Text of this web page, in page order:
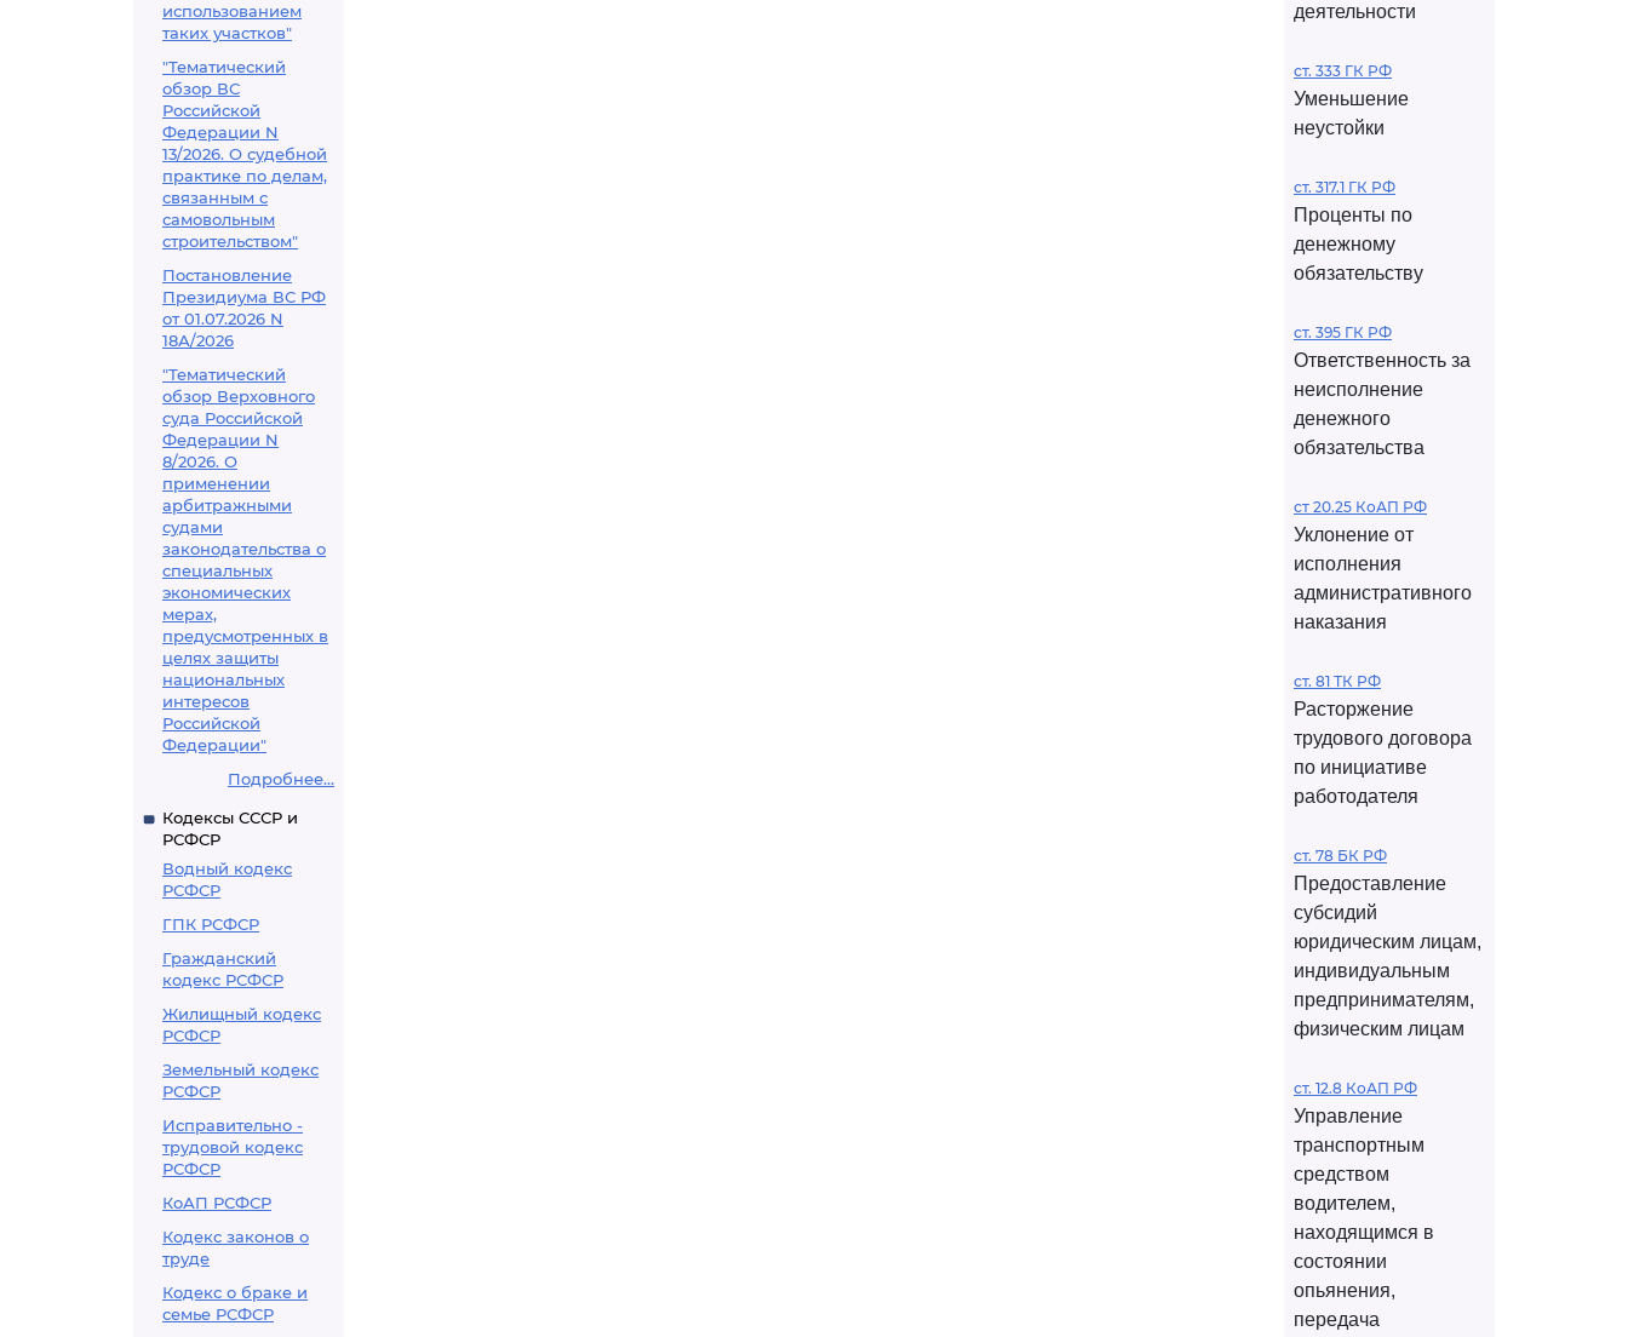
использованием
таких участков"
"Тематический
обзор ВС
Российской
Федерации N
13/2026. О судебной
практике по делам,
связанным с
самовольным
строительством"
Постановление
Президиума ВС РФ
от 01.07.2026 N
18А/2026
"Тематический
обзор Верховного
суда Российской
Федерации N
8/2026. О
применении
арбитражными
судами
законодательства о
специальных
экономических
мерах,
предусмотренных в
целях защиты
национальных
интересов
Российской
Федерации"
Подробнее...
Кодексы СССР и
РСФСР
Водный кодекс
РСФСР
ГПК РСФСР
Гражданский
кодекс РСФСР
Жилищный кодекс
РСФСР
Земельный кодекс
РСФСР
Исправительно -
трудовой кодекс
РСФСР
КоАП РСФСР
Кодекс законов о
труде
Кодекс о браке и
семье РСФСР
деятельности
ст. 333 ГК РФ
Уменьшение
неустойки
ст. 317.1 ГК РФ
Проценты по
денежному
обязательству
ст. 395 ГК РФ
Ответственность за
неисполнение
денежного
обязательства
ст 20.25 КоАП РФ
Уклонение от
исполнения
административного
наказания
ст. 81 ТК РФ
Расторжение
трудового договора
по инициативе
работодателя
ст. 78 БК РФ
Предоставление
субсидий
юридическим лицам,
индивидуальным
предпринимателям,
физическим лицам
ст. 12.8 КоАП РФ
Управление
транспортным
средством
водителем,
находящимся в
состоянии
опьянения,
передача